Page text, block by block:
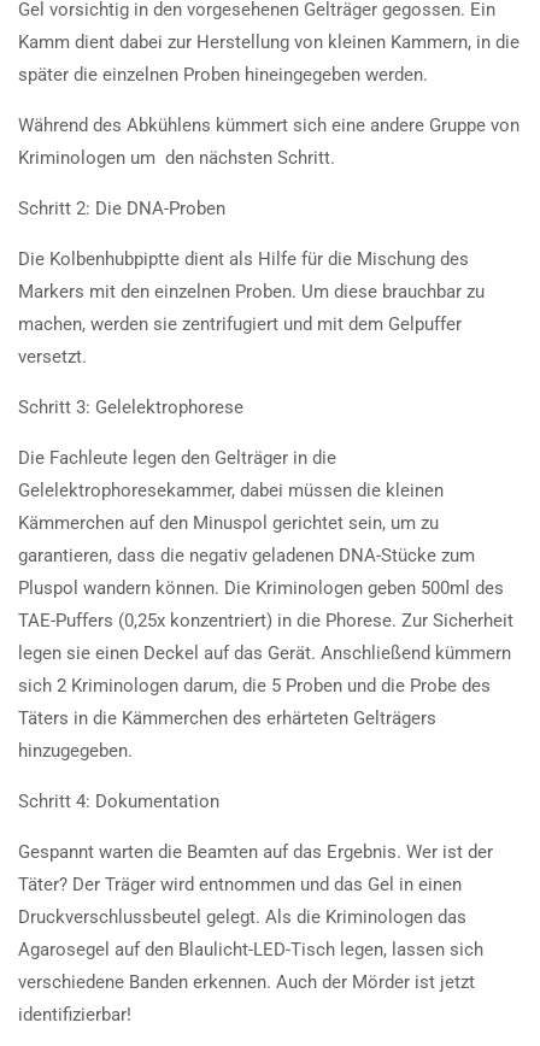
Gel vorsichtig in den vorgesehenen Gelträger gegossen. Ein
Kamm dient dabei zur Herstellung von kleinen Kammern, in die
später die einzelnen Proben hineingegeben werden.
Während des Abkühlens kümmert sich eine andere Gruppe von
Kriminologen um den nächsten Schritt.
Schritt 2: Die DNA-Proben
Die Kolbenhubpiptte dient als Hilfe für die Mischung des
Markers mit den einzelnen Proben. Um diese brauchbar zu
machen, werden sie zentrifugiert und mit dem Gelpuffer
versetzt.
Schritt 3: Gelelektrophorese
Die Fachleute legen den Gelträger in die
Gelelektrophoresekammer, dabei müssen die kleinen
Kämmerchen auf den Minuspol gerichtet sein, um zu
garantieren, dass die negativ geladenen DNA-Stücke zum
Pluspol wandern können. Die Kriminologen geben 500ml des
TAE-Puffers (0,25x konzentriert) in die Phorese. Zur Sicherheit
legen sie einen Deckel auf das Gerät. Anschließend kümmern
sich 2 Kriminologen darum, die 5 Proben und die Probe des
Täters in die Kämmerchen des erhärteten Gelträgers
hinzugegeben.
Schritt 4: Dokumentation
Gespannt warten die Beamten auf das Ergebnis. Wer ist der
Täter? Der Träger wird entnommen und das Gel in einen
Druckverschlussbeutel gelegt. Als die Kriminologen das
Agarosegel auf den Blaulicht-LED-Tisch legen, lassen sich
verschiedene Banden erkennen. Auch der Mörder ist jetzt
identifizierbar!